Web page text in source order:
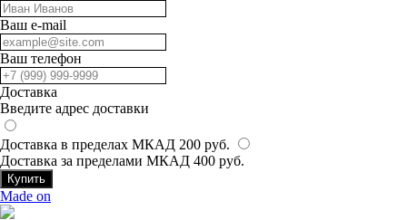
Ваш e-mail
Ваш телефон
Доставка
Введите адрес доставки
Доставка в пределах МКАД 200 руб.
Доставка за пределами МКАД 400 руб.
Купить
Made on